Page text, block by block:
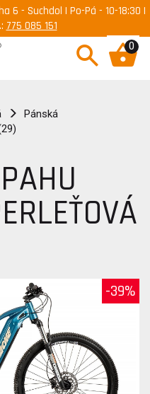
6 - Suchdol | Po-Pá - 10-18:30 |
775 085 151
0
Pánská
-39%